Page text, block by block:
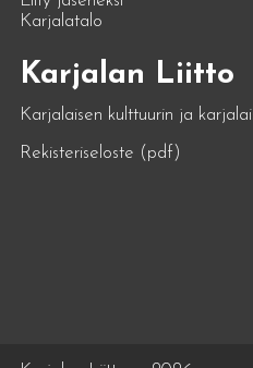
Karjalatalo
Karjalan Liitto
Karjalaisen kulttuurin ja
Rekisteriseloste (pdf)